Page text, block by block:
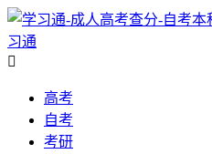
习通

高考
自考
考研